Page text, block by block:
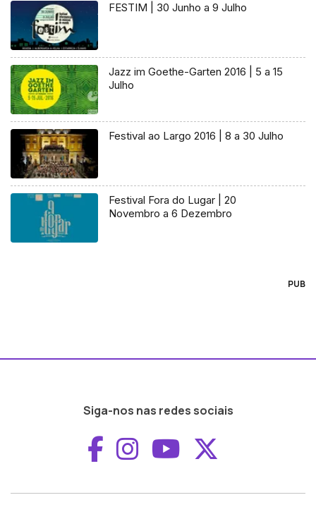
FESTIM | 30 Junho a 9 Julho
Jazz im Goethe-Garten 2016 | 5 a 15
Julho
Festival ao Largo 2016 | 8 a 30 Julho
Festival Fora do Lugar | 20
Novembro a 6 Dezembro
PUB
Siga-nos nas redes sociais
Aceder ao
Aceder ao
Aceder ao